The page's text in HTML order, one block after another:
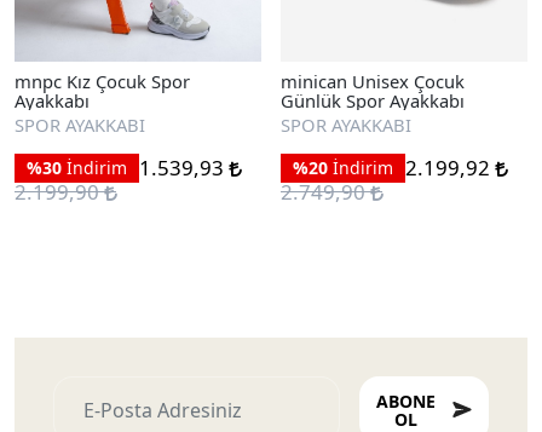
mnpc Kız Çocuk Spor
Ayakkabı
SPOR AYAKKABI
%30 İndirim
1.539,93
2.199,90
minican Unisex Çocuk
Günlük Spor Ayakkabı
SPOR AYAKKABI
%20 İndirim 2.199,92
2.749,90
ABONE
OL